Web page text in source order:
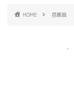
HOME 芭蕉扇